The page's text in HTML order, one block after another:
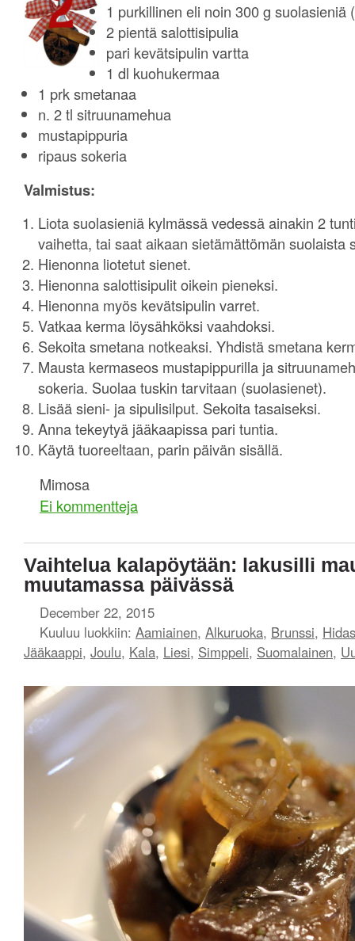
1 purkillinen eli noin 300 g suolasieniä
2 pientä salottisipulia
pari kevätsipulin vartta
1 dl kuohukermaa
1 prk smetanaa
n. 2 tl sitruunamehua
mustapippuria
ripaus sokeria
Valmistus:
Liota suolasieniä kylmässä vedessä ainakin 2
vaihetta, tai saat aikaan sietämättömän suolaista
Hienonna liotetut sienet.
Hienonna salottisipulit oikein pieneksi.
Hienonna myös kevätsipulin varret.
Vatkaa kerma löysähköksi vaahdoksi.
Sekoita smetana notkeaksi. Yhdistä smetana
Mausta kermaseos mustapippurilla ja
sokeria. Suolaa tuskin tarvitaan (suolasienet).
Lisää sieni- ja sipulisilput. Sekoita tasaiseksi.
Anna tekeytyä jääkaapissa pari tuntia.
Käytä tuoreeltaan, parin päivän sisällä.
Mimosa
Ei kommentteja
Vaihtelua kalapöytään: lakusilli
muutamassa päivässä
December 22, 2015
Kuuluu luokkiin: Aamiainen, Alkuruoka, Brunssi,
Jääkaappi, Joulu, Kala, Liesi, Simppeli, Suomalainen,